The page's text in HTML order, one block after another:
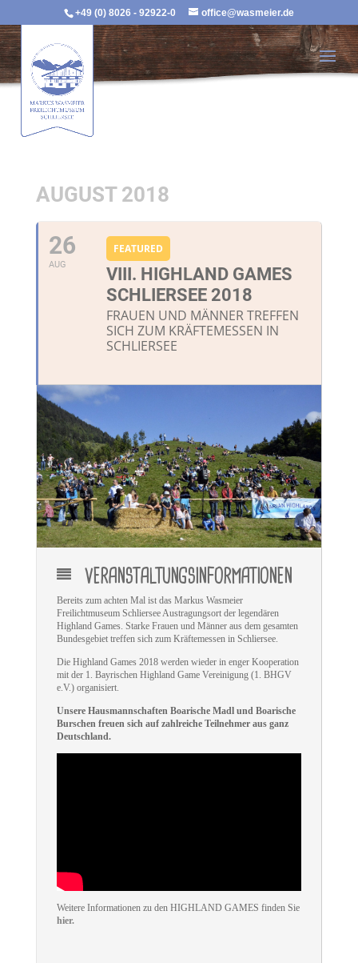
+49 (0) 8026 - 92922-0 office@wasmeier.de
AUGUST 2018
26
AUG
FEATURED
VIII. HIGHLAND GAMES
SCHLIERSEE 2018
FRAUEN UND MÄNNER TREFFEN
SICH ZUM KRÄFTEMESSEN IN
SCHLIERSEE
VERANSTALTUNGSINFORMATIONEN
Bereits zum achten Mal ist das Markus Wasmeier
Freilichtmuseum Schliersee Austragungsort der legendären
Highland Games. Starke Frauen und Männer aus dem gesamten
Bundesgebiet treffen sich zum Kräftemessen in Schliersee.
Die Highland Games 2018 werden wieder in enger Kooperation
mit der 1. Bayrischen Highland Game Vereinigung (1. BHGV
e.V.) organisiert.
Unsere Hausmannschaften Boarische Madl und Boarische
Burschen freuen sich auf zahlreiche Teilnehmer aus ganz
Deutschland.
Weitere Informationen zu den HIGHLAND GAMES finden Sie
hier.